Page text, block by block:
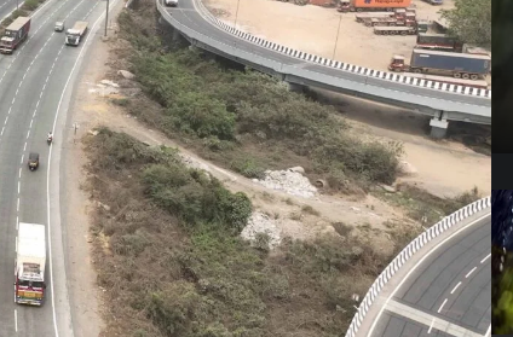
मुख्यमंत्री साय ने असम के बाढ़ प्रभावितों की
सहायता के लिए असम मुख्यमंत्री से कि चर्चा;
छत्तीसगढ़ देगी 5 करोड़ रुपये
Moresamachar.com 9 August 2026 0